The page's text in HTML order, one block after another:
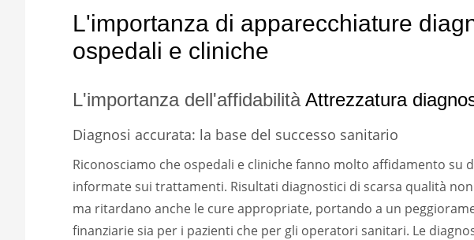
L'importanza di apparecchiature
ospedali e cliniche
L'importanza dell'affidabilitàAttrezzatura
Diagnosi accurata: la base del successo sanitario
Riconosciamo che ospedali e cliniche fanno molto affidamento su
informate sui trattamenti. Risultati diagnostici di scarsa qualità
ma ritardano anche le cure appropriate, portando a un
finanziarie sia per i pazienti che per gli operatori sanitari. Le